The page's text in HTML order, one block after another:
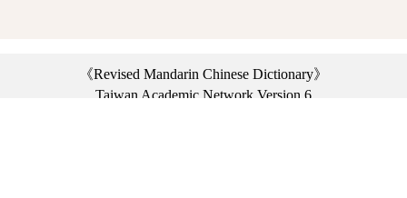
《Revised Mandarin Chinese Dictionary》
Taiwan Academic Network Version 6